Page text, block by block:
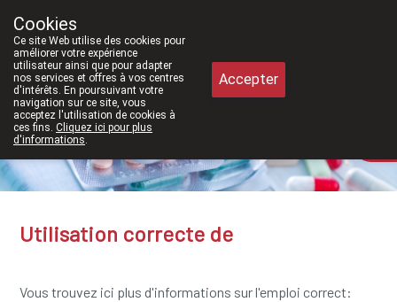
Utilisation correcte de
Vous trouvez ici plus d'informations sur l'emploi correct:
Cookies
Ce site Web utilise des cookies pour
améliorer votre expérience
utilisateur ainsi que pour adapter
nos services et offres à vos centres
d'intérêts. En poursuivant votre
navigation sur ce site, vous
acceptez l'utilisation de cookies à
ces fins. Cliquez ici pour plus
d'informations.
Accepter